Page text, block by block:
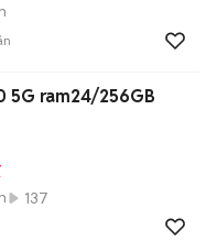
5G ram24/256GB
137